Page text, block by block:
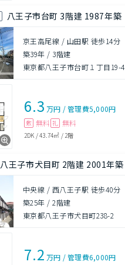
八王子市台町 3階建 1987年築
京王高尾線 / 山田駅 徒歩14分
築39年 / 3階建
東京都八王子市台町１丁目19-4
6.3 万円 /管理費5,000円
敷 無料 礼 無料
2DK /43.74㎡ / 2階
八王子市犬目町 2階建 2001年築
中央線 / 西八王子駅 徒歩40分
築25年 /2階建
東京都八王子市犬目町238-2
7.2 万円 /管理費6,000円